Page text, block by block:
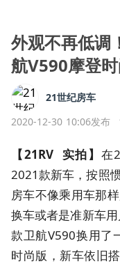
外观不再低调
航V590摩登
21世纪房车
2020-12-30 10:06发布
【21RV 实拍】 在
2021款新车，按照
房车不像乘用车那
换车或者是准新车
款卫航V590换用
时尚版，新车依旧